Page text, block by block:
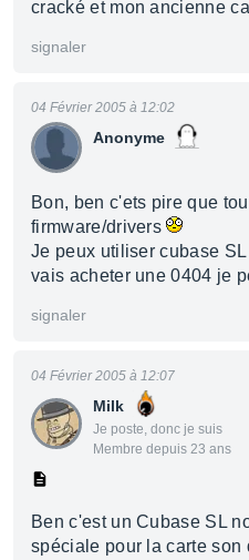
cracké et mon ancienne
signaler
Anonyme
04 Février 2005 à 12:02
Bon, ben c'ets pire que
firmware/drivers
Je peux utiliser cubase
vais acheter une 0404 je
signaler
Milk
Je poste, donc je suis
Membre depuis 23 ans
04 Février 2005 à 12:07
Ben c'est un Cubase SL
spéciale pour la carte son